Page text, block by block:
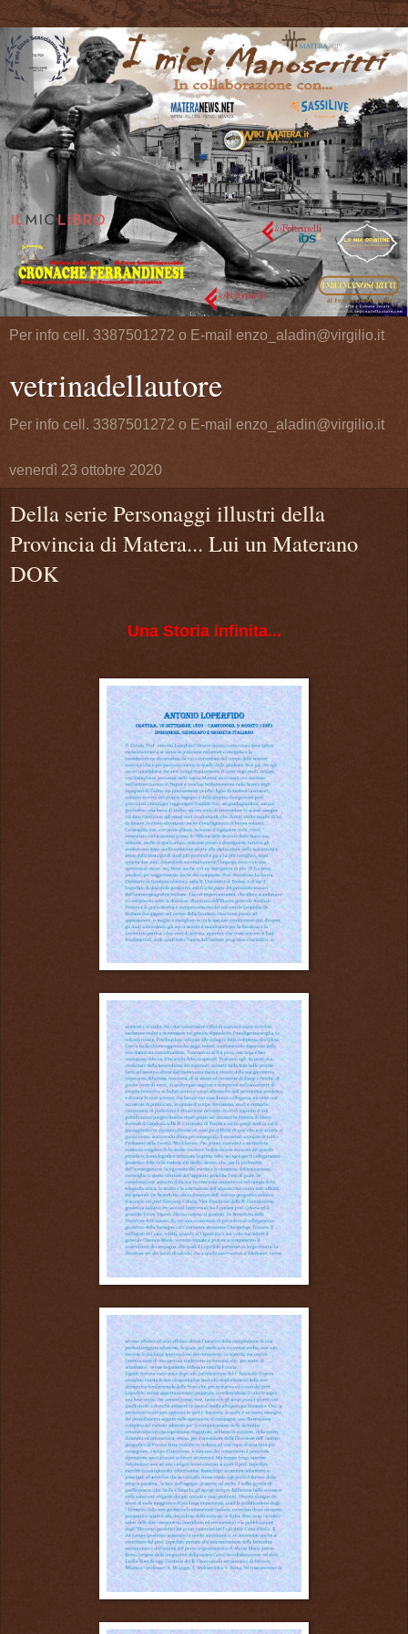
Per info cell. 3387501272 o E-mail enzo_aladin@virgilio.it
vetrinadellautore
Per info cell. 3387501272 o E-mail enzo_aladin@virgilio.it
venerdì 23 ottobre 2020
Della serie Personaggi illustri della
Provincia di Matera... Lui un Materano
DOK
Una Storia infinita...